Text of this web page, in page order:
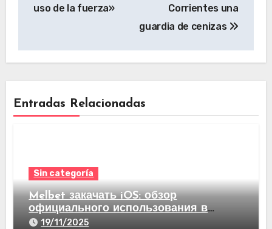
uso de la fuerza»
Corrientes una
guardia de cenizas
Entradas Relacionadas
Sin categoría
Melbet закачать iOS: обзор
официального использования в
видах став на спорт а еще казино
19/11/2025